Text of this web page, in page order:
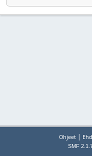
Ohjeet |
SMF